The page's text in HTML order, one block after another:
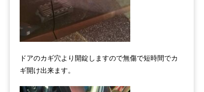
ドアのカギ穴より開錠しますので無傷で短時間でカ
ギ開け出来ます。